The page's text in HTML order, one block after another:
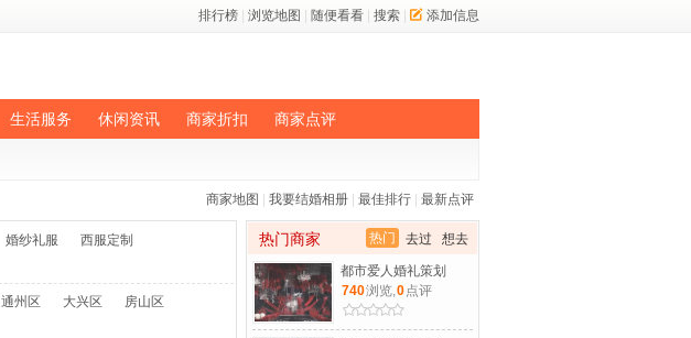
排行榜 浏览地图 随便看看 搜索 添加信息
生活服务 休闲资讯 商家折扣 商家点评
商家地图 我要结婚相册 最佳排行 最新点评
婚纱礼服
西服定制
通州区 大兴区
房山区
热门 去过 想去
热门商家
都市爱人婚礼策划
740浏览,0点评